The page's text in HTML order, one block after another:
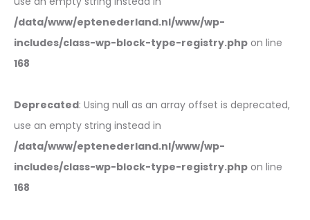
/data/www/eptenederland.nl/www/wp-
includes/class-wp-block-type-registry.php on line
168
Deprecated: Using null as an array offset is deprecated,
use an empty string instead in
/data/www/eptenederland.nl/www/wp-
includes/class-wp-block-type-registry.php on line
168